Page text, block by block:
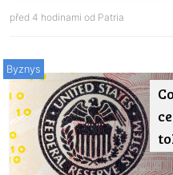
před 4 hodinami od Patria
Byznys